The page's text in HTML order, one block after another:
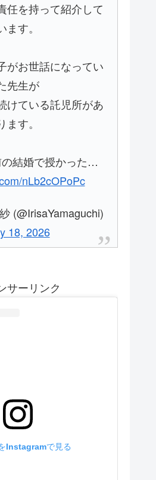
任を持って紹介して
ます。
がお世話になってい
先生が
けている託児所があ
ます。
結婚で授かった…
nLb2cOPoPc
(@IrisaYamaguchi)
18, 2026
サーリンク
Instagramで見る